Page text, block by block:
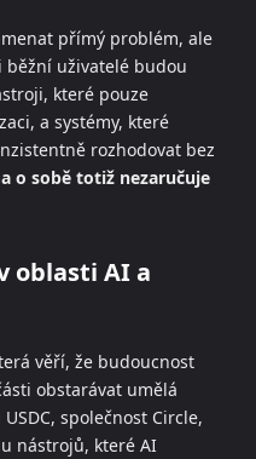
přímý problém, ale
uživatelé budou
které pouze
a systémy, které
rozhodovat bez
o sobě totiž nezaručuje
oblasti AI a
věří, že budoucnost
obstarávat umělá
společnost Circle,
nástrojů, které AI